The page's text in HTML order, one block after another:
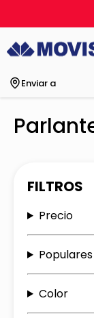
Enviar a
FILTROS
Precio
Populares
Color